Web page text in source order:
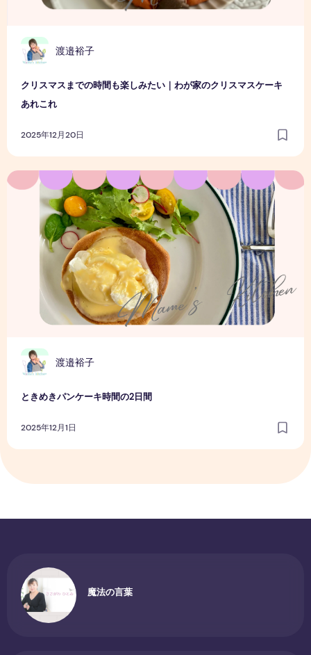
渡邉裕子
クリスマスまでの時間も楽しみたい｜わが家のクリスマスケーキ
あれこれ
2025年12月20日
渡邉裕子
ときめきパンケーキ時間の2日間
2025年12月1日
ときめきパンケーキ時間の2日間
魔法の言葉